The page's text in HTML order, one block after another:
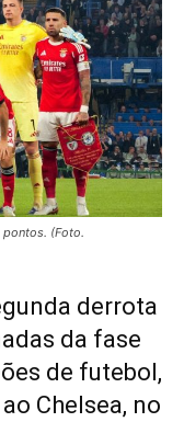
pontos. (Foto.
derrota
da fase
de futebol,
Chelsea, no